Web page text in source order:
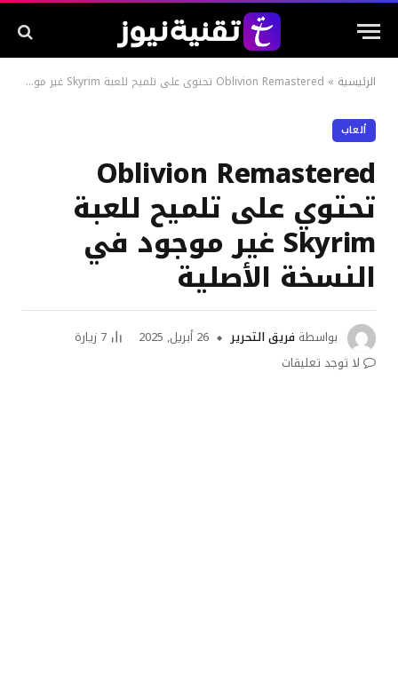
الرئيسية » Oblivion Remastered تحتوي على تلميح للعبة Skyrim غير موجود في النسخة الأصلية
ألعاب
Oblivion Remastered
تحتوي على تلميح للعبة
Skyrim غير موجود في
النسخة الأصلية
بواسطة فريق التحرير 26 أبريل, 2025 7 زيارة
لا توجد تعليقات